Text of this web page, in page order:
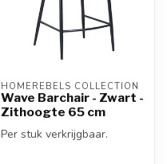
HOMEREBELS COLLECTION
Wave Barchair - Zwart -
Zithoogte 65 cm
Per stuk verkrijgbaar.